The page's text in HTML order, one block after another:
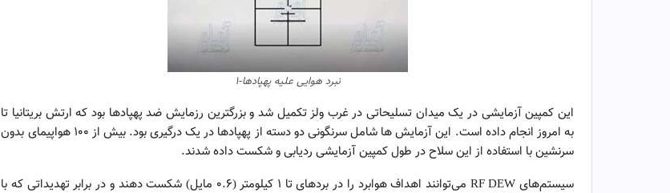
نبرد هوایی علیه پهپادها-۱
این کمپین آزمایشی در یک میدان تسلیحاتی در غرب ولز تکمیل شد و بزرگترین رزمایش ضد پهپادها بود که ارتش بریتانیا تا
به امروز انجام داده است. این آزمایش ها شامل سرنگونی دو دسته از پهپادها در یک درگیری بود. بیش از ۱۰۰ هواپیمای بدون
سرنشین با استفاده از این سلاح در طول کمپین آزمایشی ردیابی و شکست داده شدند.
سیستم‌های RF DEW می‌توانند اهداف هوابرد را در بردهای تا 1 کیلومتر (0.6 مایل) شکست دهند و در برابر تهدیداتی که با